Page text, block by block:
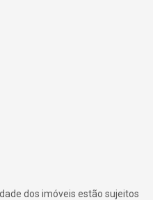
dos imóveis estão sujeitos